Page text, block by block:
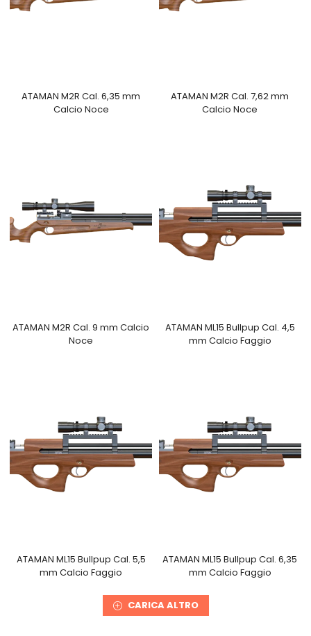
ATAMAN M2R Cal. 6,35 mm
Calcio Noce
ATAMAN M2R Cal. 7,62 mm
Calcio Noce
ATAMAN M2R Cal. 9 mm Calcio
Noce
ATAMAN ML15 Bullpup Cal. 4,5
mm Calcio Faggio
ATAMAN ML15 Bullpup Cal. 5,5
mm Calcio Faggio
ATAMAN ML15 Bullpup Cal. 6,35
mm Calcio Faggio
CARICA ALTRO